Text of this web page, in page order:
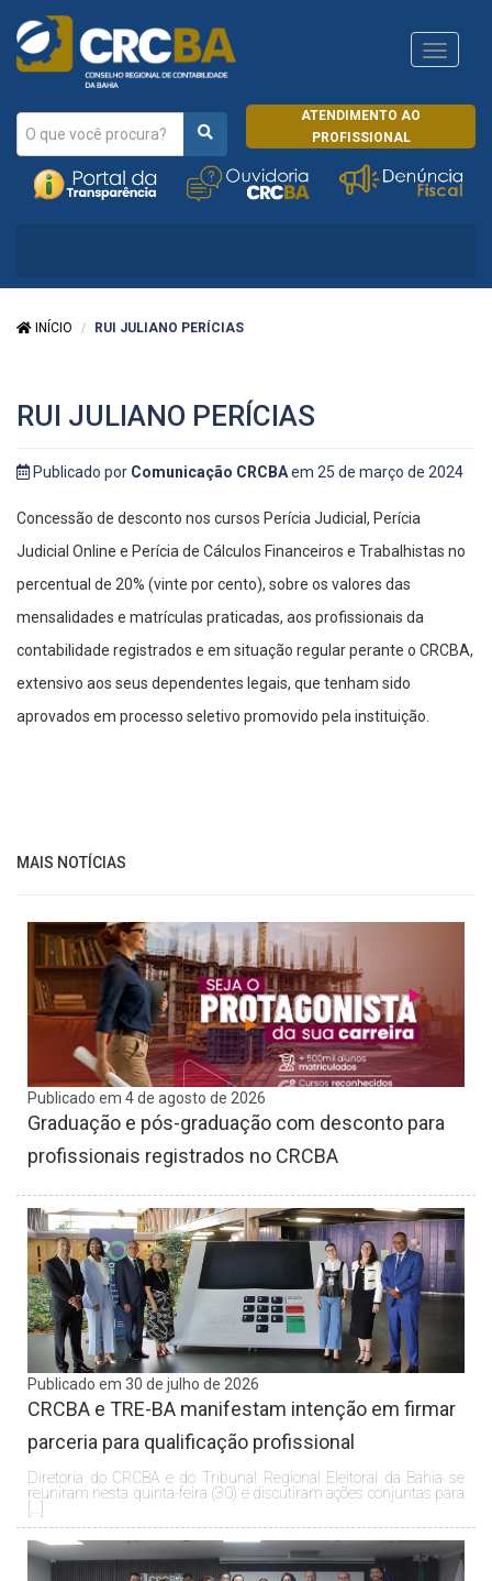
ATENDIMENTO AO
PROFISSIONAL
CRCRJ
INÍCIO RUI JULIANO PERÍCIAS
RUI JULIANO PERÍCIAS
Publicado por Comunicação CRCBAem 25 de março de 2024
Concessão de desconto nos cursos Perícia Judicial, Perícia
Judicial Online e Perícia de Cálculos Financeiros e Trabalhistas no
percentual de 20% (vinte por cento), sobre os valores das
mensalidades e matrículas praticadas, aos profissionais da
contabilidade registrados e em situação regular perante o CRCBA,
extensivo aos seus dependentes legais, que tenham sido
aprovados em processo seletivo promovido pela instituição.
MAIS NOTÍCIAS
Publicado em 4 de agosto de 2026
Graduação e pós-graduação com desconto para
profissionais registrados no CRCBA
Publicado em 30 de julho de 2026
CRCBA e TRE-BA manifestam intenção em firmar
parceria para qualificação profissional
Diretoria do CRCBA e do Tribunal Regional Eleitoral da Bahia se
reuniram nesta quinta-feira (30) e discutiram ações conjuntas para